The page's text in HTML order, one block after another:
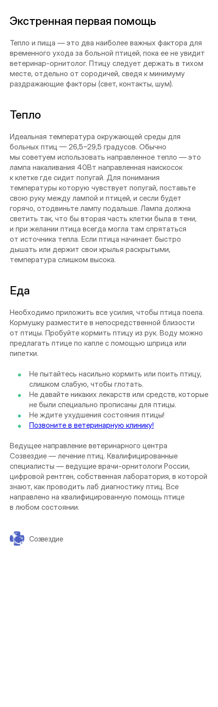
Экстренная первая помощь
Тепло и пища — это два наиболее важных фактора для
временного ухода за больной птицей, пока ее не увидит
ветеринар-орнитолог. Птицу следует держать в тихом
месте, отдельно от сородичей, сведя к минимуму
раздражающие факторы (свет, контакты, шум).
Тепло
Идеальная температура окружающей среды для
больных птиц — 26,5−29,5 градусов. Обычно
мы советуем использовать направленное тепло — это
лампа накаливания 40Вт направленная наискосок
к клетке где сидит попугай. Для понимания
температуры которую чувствует попугай, поставьте
свою руку между лампой и птицей, и сесли будет
горячо, отодвиньте лампу подальше. Лампа должна
светить так, что бы вторая часть клетки была в тени,
и при желании птица всегда могла там спрятаться
от источника тепла. Если птица начинает быстро
дышать или держит свои крылья раскрытыми,
температура слишком высока.
Еда
Необходимо приложить все усилия, чтобы птица поела.
Кормушку разместите в непосредственной близости
от птицы. Пробуйте кормить птицу из рук. Воду можно
предлагать птице по капле с помощью шприца или
пипетки.
Не пытайтесь насильно кормить или поить птицу,
слишком слабую, чтобы глотать.
Не давайте никаких лекарств или средств, которые
не были специально прописаны для птицы.
Не ждите ухудшения состояния птицы!
Позвоните в ветеринарную клинику!
Ведущее направление ветеринарного центра
Созвездие — лечение птиц. Квалифицированные
специалисты — ведущие врачи-орнитологи России,
цифровой рентген, собственная лаборатория, в которой
знают, как проводить лаб диагностику птиц. Все
направлено на квалифицированную помощь птице
в любом состоянии.
Созвездие